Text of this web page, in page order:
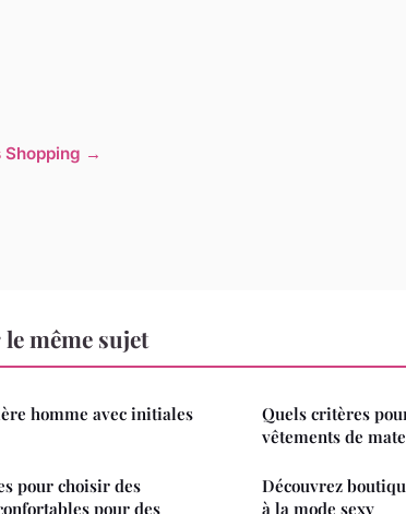
Shopping →
même sujet
homme avec initiales
pour choisir des
pour des
Quels critères
vêtements de
Découvrez
à la mode sexy